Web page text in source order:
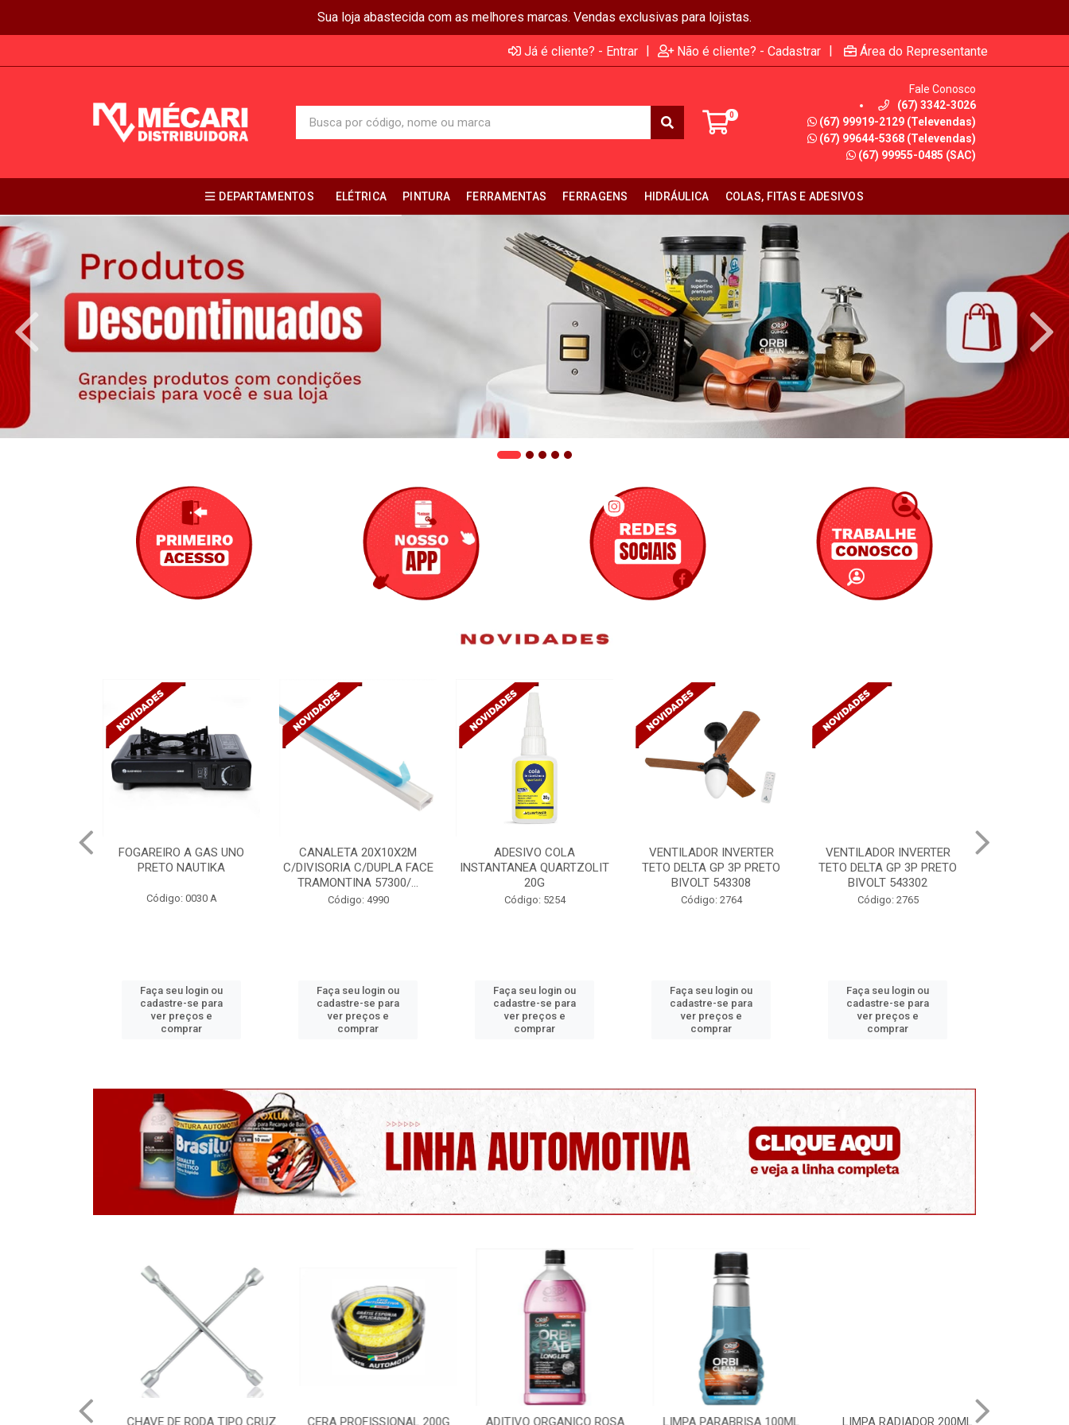
Sua loja abastecida com as melhores marcas. Vendas exclusivas para lojistas.
Já é cliente? - Entrar | Não é cliente? - Cadastrar | Área do Representante
0
Fale Conosco
(67) 3342-3026
(67) 99919-2129 (Televendas)
(67) 99644-5368 (Televendas)
(67) 99955-0485 (SAC)
DEPARTAMENTOS ELÉTRICA PINTURA FERRAMENTAS FERRAGENS HIDRÁULICA COLAS, FITAS E ADESIVOS
A GAS UNO
CANALETA 20X10X2M
C/DIVISORIA C/DUPLA FACE
Código: 4990
Faça seu login ou
cadastre-se para
ver preços e
comprar
ADESIVO COLA
INSTANTANEA QUARTZOLIT
20G
Código: 5254
Faça seu login ou
cadastre-se para
ver preços e
comprar
VENTILADOR INVERTER
TETO DELTA GP 3P PRETO
BIVOLT 543308
Código: 2764
Faça seu login ou
cadastre-se para
ver preços e
comprar
VENTILADOR INVERTER
TETO DELTA GP 3P PRETO
BIVOLT 543302
Código: 2765
Faça seu login ou
cadastre-se para
ver preços e
comprar
TINTA SPRAY USO GERAL
VERNIZ BR 400ML/240G
MUNDIAL
Código: 5333 B
Faça seu login ou
cadastre-se para
ver preços e
comprar
CHAVE DE RODA TIPO CRUZ
CERA PROFISSIONAL 200G
ADITIVO ORGANICO ROSA
LIMPA PARABRISA 100ML
LIMPA RADIADOR 200ML